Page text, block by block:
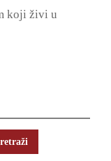
koji živi u